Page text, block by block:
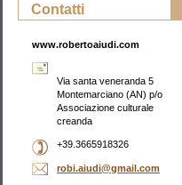
Contatti
www.robertoaiudi.com
Via santa veneranda 5
Montemarciano (AN) p/o
Associazione culturale
creanda
+39.3665918326
robi.aiudi@gmail.com